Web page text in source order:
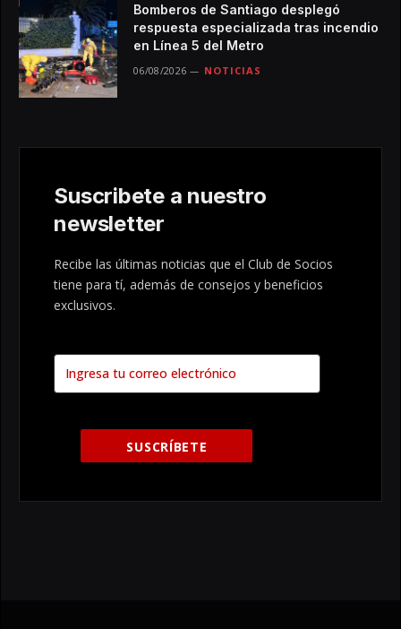
Bomberos de Santiago desplegó
respuesta especializada tras incendio
en Línea 5 del Metro
06/08/2026 NOTICIAS
Suscribete a nuestro
newsletter
Recibe las últimas noticias que el Club de Socios
tiene para tí, además de consejos y beneficios
exclusivos.